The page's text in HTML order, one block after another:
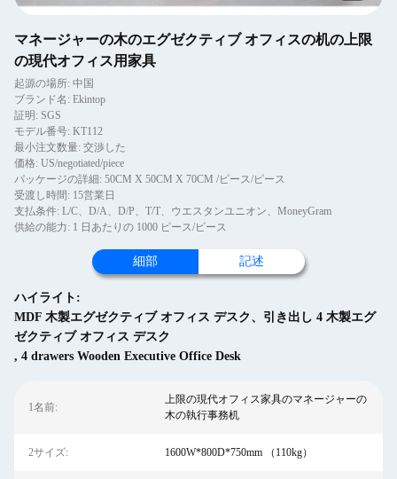
マネージャーの木のエグゼクティブ オフィスの机の上限
の現代オフィス用家具
起源の場所: 中国
ブランド名: Ekintop
証明: SGS
モデル番号: KT112
最小注文数量: 交渉した
価格: US/negotiated/piece
パッケージの詳細: 50CM X 50CM X 70CM /ピース/ピース
受渡し時間: 15営業日
支払条件: L/C、D/A、D/P、T/T、ウエスタンユニオン、MoneyGram
供給の能力: 1 日あたりの 1000 ピース/ピース
細部 記述
ハイライト:
MDF 木製エグゼクティブ オフィス デスク、引き出し 4 木製エグ
ゼクティブ オフィス デスク
, 4 drawers Wooden Executive Office Desk
1名前:
上限の現代オフィス家具のマネージャーの
木の執行事務机
2サイズ: 1600W*800D*750mm （110kg）